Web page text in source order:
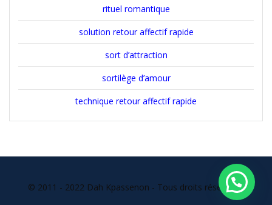
rituel romantique
solution retour affectif rapide
sort d’attraction
sortilège d’amour
technique retour affectif rapide
© 2011 - 2022 Dah Kpassenon - Tous droits réservés l